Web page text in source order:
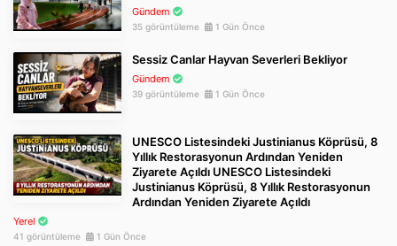
Gündem
35 görüntüleme 1 Gün Önce
Sessiz Canlar Hayvan Severleri Bekliyor
Gündem
39 görüntüleme 1 Gün Önce
UNESCO Listesindeki Justinianus Köprüsü, 8
Yıllık Restorasyonun Ardından Yeniden
Ziyarete Açıldı UNESCO Listesindeki
Justinianus Köprüsü, 8 Yıllık Restorasyonun
Ardından Yeniden Ziyarete Açıldı
Yerel
41 görüntüleme 1 Gün Önce